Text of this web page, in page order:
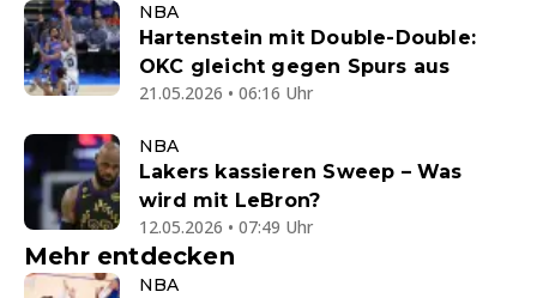
NBA
Hartenstein mit Double-Double:
OKC gleicht gegen Spurs aus
21.05.2026 • 06:16 Uhr
NBA
Lakers kassieren Sweep – Was
wird mit LeBron?
12.05.2026 • 07:49 Uhr
Mehr entdecken
NBA